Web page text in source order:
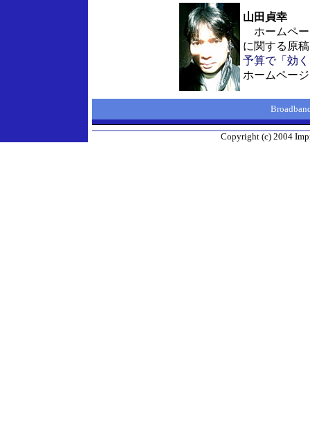
山田貞幸
ホームペー
に関する原
予算で「効
ホームペー
Copyright (c) 2004